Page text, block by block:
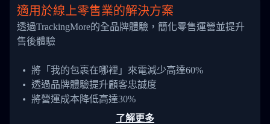
適用於線上零售業的解決方案
透過TrackingMore的全品牌體驗，簡化零售運營並提升
售後體驗
將「我的包裹在哪裡」來電減少高達60%
透過品牌體驗提升顧客忠誠度
將營運成本降低高達30%
了解更多